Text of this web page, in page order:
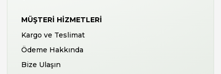
MÜŞTERI HIZMETLERI
Kargo ve Teslimat
Ödeme Hakkında
Bize Ulaşın